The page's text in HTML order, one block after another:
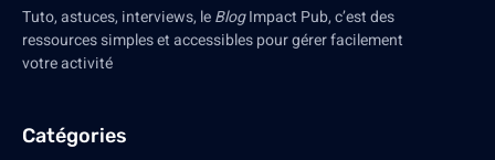
Tuto, astuces, interviews, leBlogImpact Pub, c’est des
ressources simples et accessibles pour gérer facilement
votre activité
Catégories